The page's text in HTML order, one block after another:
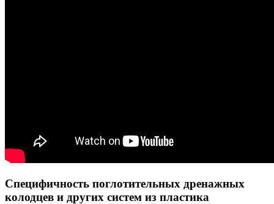
Специфичность поглотительных дренажных
колодцев и других систем из пластика